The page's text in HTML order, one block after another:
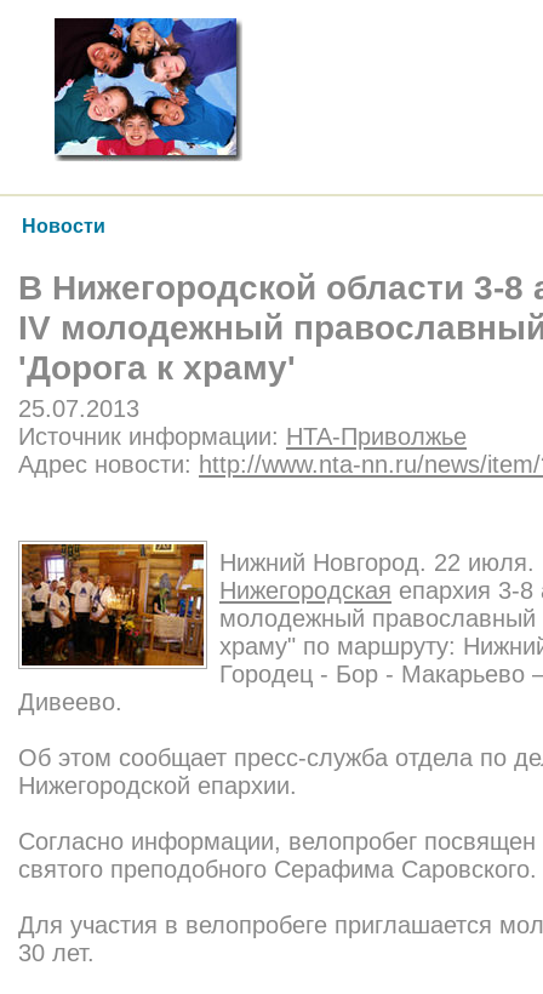
Новости
В Нижегородской области 3-8
IV молодежный
'Дорога к храму'
25.07.2013
Источник информации: НТА-Приволжье
Адрес новости: http://www.nta-nn.ru/news/
Нижний Новгород. 22
Нижегородская епархия 3-8
молодежный православный
храму" по маршруту:
Городец - Бор - Макарьево
Дивеево.
Об этом сообщает пресс-служба отдела по
Нижегородской епархии.
Согласно информации, велопробег посвящен
святого преподобного Серафима Саровского.
Для участия в велопробеге приглашается
30 лет.